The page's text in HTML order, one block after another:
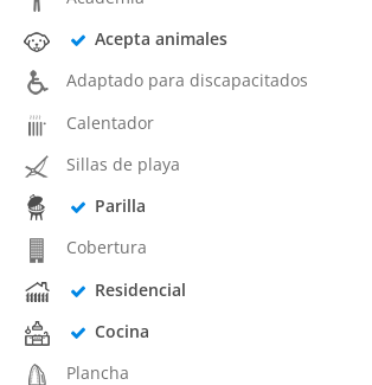
Acepta animales
Adaptado para discapacitados
Calentador
Sillas de playa
Parilla
Cobertura
Residencial
Cocina
Plancha